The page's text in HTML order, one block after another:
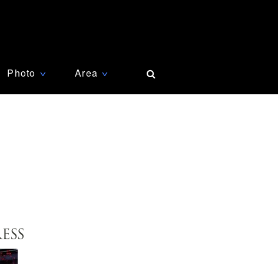
Photo ∨ Area ∨